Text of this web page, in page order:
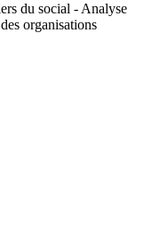
du social - Analyse
organisations